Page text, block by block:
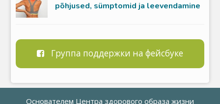
põhjused, sümptomid ja leevendamine
Группа поддержки на фейсбуке
Основателем Центра здорового образа жизни